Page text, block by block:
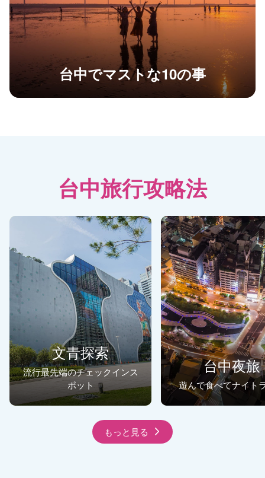
台中でマストな10の事
台中旅行攻略法
文青探索
流行最先端のチェックインス
ポット
台中夜旅
遊んで食べてナイト
もっと見る